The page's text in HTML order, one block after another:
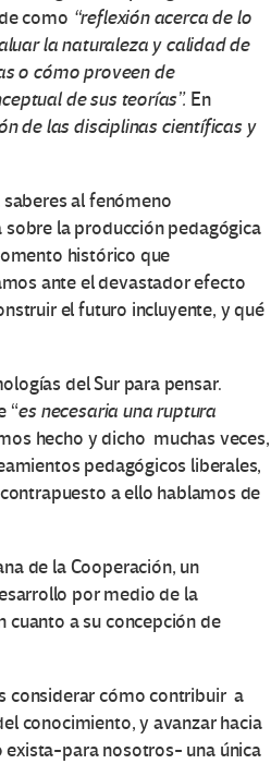
como “reflexión acerca de lo
la naturaleza y calidad de
o cómo proveen de
de sus teorías”.En
de las disciplinas científicas y
al fenómeno
la producción pedagógica
histórico que
ante el devastador efecto
el futuro incluyente, y qué
del Sur para pensar.
“es necesaria una ruptura
hecho y dicho muchas veces,
pedagógicos liberales,
a ello hablamos de
de la Cooperación, un
por medio de la
cuanto a su concepción de
considerar cómo contribuir a
conocimiento, y avanzar hacia
para nosotros- una única